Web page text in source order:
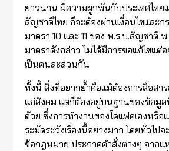
ยาวนาน มีความผูกพันกับประเทศไทย
สัญชาติไทย ก็จะต้องผ่านเงื่อนไขและก
มาตรา 10 และ 11 ของ พ.ร.บ.สัญชาติ
มาตราดังกล่าว ไมได้มีการขอแก้ไขแต่
เป็นคนละส่วนกัน
ทั้งนี้ สิ่งที่อยากย้ำคือแม้ต้องการสื่อสาร
แก่สังคม แต่ก็ต้องอยู่บนฐานของข้อมูล
ด้วย ซึ่งการทำงานของโคแฟคเองหรื
ระมัดระวังเรื่องนี้อย่างมาก โดยทั่วไป
ข้อกฎหมาย ประกาศคำสั่งต่างๆ จากแ